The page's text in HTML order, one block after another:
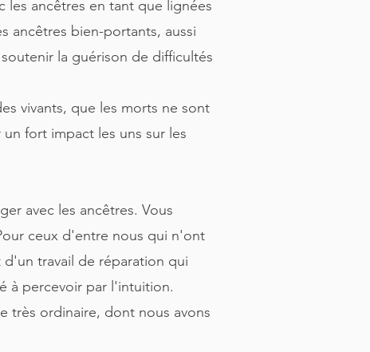
les ancêtres en tant que lignées
ancêtres bien-portants, aussi
la guérison de difficultés
vivants, que les morts ne sont
fort impact les uns sur les
avec les ancêtres. Vous
ceux d'entre nous qui n'ont
travail de réparation qui
à percevoir par l'intuition.
très ordinaire, dont nous avons